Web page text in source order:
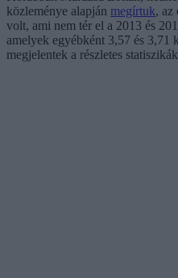
közleménye alapján megírtuk, az
volt, ami nem tér el a 2013 és
amelyek egyébként 3,57 és 3,71
megjelentek a részletes